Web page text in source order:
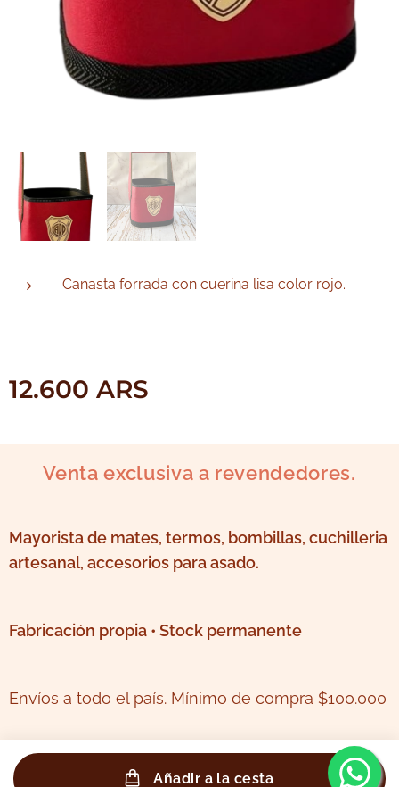
Canasta forrada con cuerina lisa color rojo.
12.600 ARS
Añadir a la cesta
Venta exclusiva a revendedores.
Mayorista de mates, termos, bombillas, cuchilleria
artesanal, accesorios para asado.
Fabricación propia • Stock permanente
Envíos a todo el país. Mínimo de compra $100.000